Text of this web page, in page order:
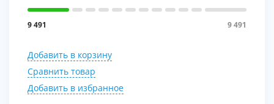
9 491 9 491
Добавить в корзину
Сравнить товар
Добавить в избранное